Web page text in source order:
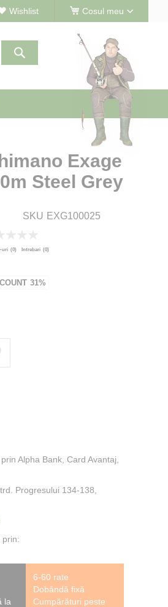
Cosul meu
Wishlist
Exage
Steel Grey
SKU EXG100025
uri (0) Intrebari (0)
31%
Alpha Bank, Card Avantaj,
Progresului 134-138,
prin:
la
6-60 rate
Dobândă fixă
Cumpărături peste